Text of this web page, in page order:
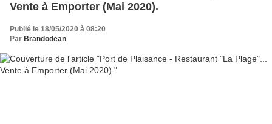
Vente à Emporter (Mai 2020).
Publié le 18/05/2020 à 08:20
Par Brandodean